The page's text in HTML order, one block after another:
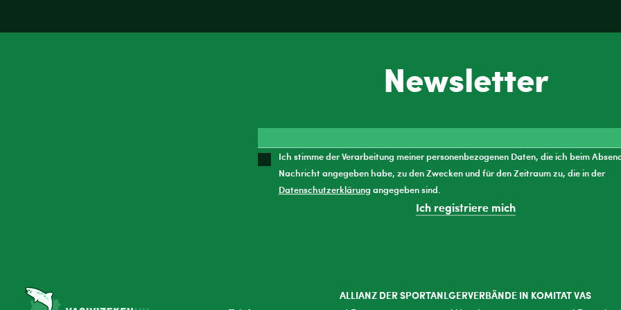
Newsletter
Ich stimme der Verarbeitung meiner personenbezogenen Daten, die ich beim
Nachricht angegeben habe, zu den Zwecken und für den Zeitraum zu, die in der
Datenschutzerklärung angegeben sind.
Ich registriere mich
ALLIANZ DER SPORTANLGERVERBÄNDE IN KOMITAT VAS